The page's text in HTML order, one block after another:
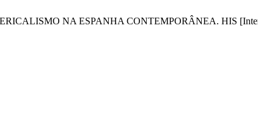
NA ESPANHA CONTEMPORÂNEA. HIS